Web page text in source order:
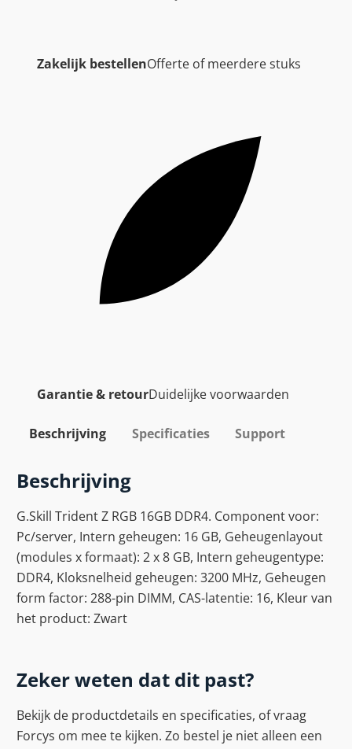
Zakelijk bestellenOfferte of meerdere stuks
Garantie & retourDuidelijke voorwaarden
Beschrijving Specificaties Support
Beschrijving
G.Skill Trident Z RGB 16GB DDR4. Component voor:
Pc/server, Intern geheugen: 16 GB, Geheugenlayout
(modules x formaat): 2 x 8 GB, Intern geheugentype:
DDR4, Kloksnelheid geheugen: 3200 MHz, Geheugen
form factor: 288-pin DIMM, CAS-latentie: 16, Kleur van
het product: Zwart
Zeker weten dat dit past?
Bekijk de productdetails en specificaties, of vraag
Forcys om mee te kijken. Zo bestel je niet alleen een